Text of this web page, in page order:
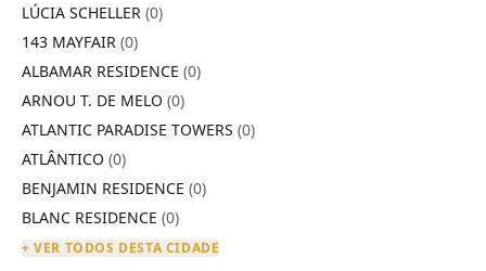
LÚCIA SCHELLER (0)
143 MAYFAIR (0)
ALBAMAR RESIDENCE (0)
ARNOU T. DE MELO (0)
ATLANTIC PARADISE TOWERS (0)
ATLÂNTICO (0)
BENJAMIN RESIDENCE (0)
BLANC RESIDENCE (0)
+ VER TODOS DESTA CIDADE